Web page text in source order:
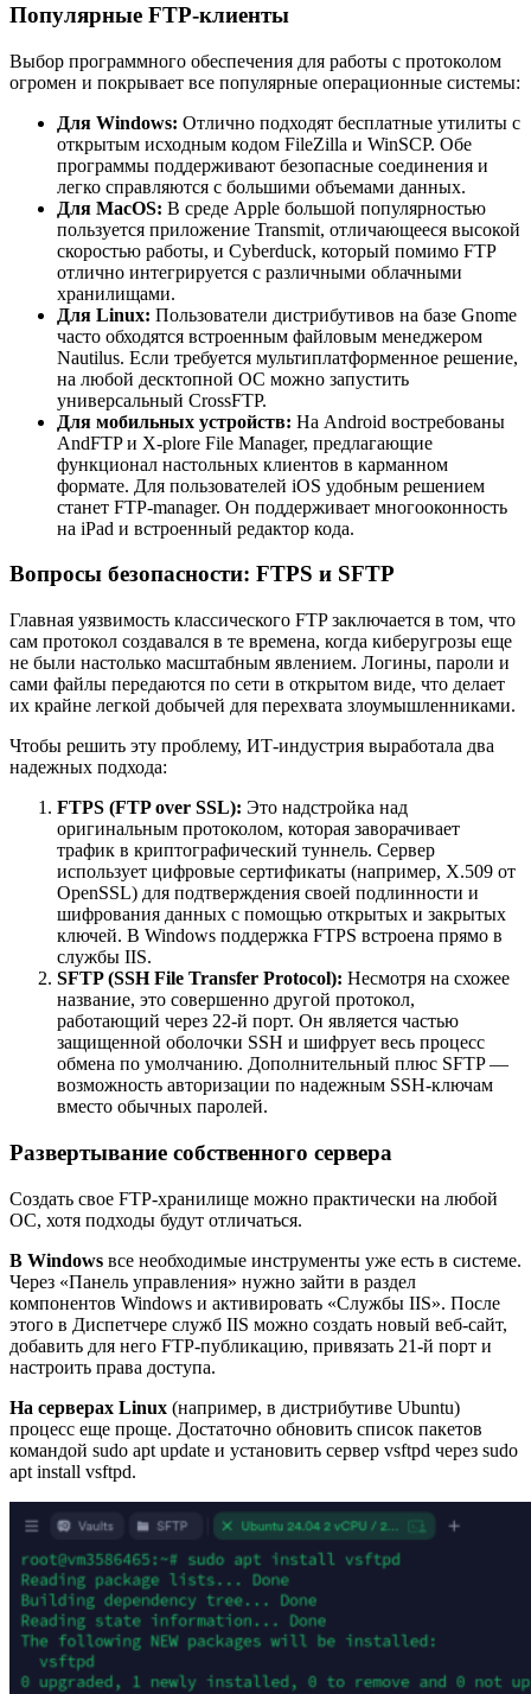
Популярные FTP-клиенты
Выбор программного обеспечения для работы с протоколом
огромен и покрывает все популярные операционные системы:
Для Windows: Отлично подходят бесплатные утилиты с
открытым исходным кодом FileZilla и WinSCP. Обе
программы поддерживают безопасные соединения и
легко справляются с большими объемами данных.
Для MacOS: В среде Apple большой популярностью
пользуется приложение Transmit, отличающееся высокой
скоростью работы, и Cyberduck, который помимо FTP
отлично интегрируется с различными облачными
хранилищами.
Для Linux: Пользователи дистрибутивов на базе Gnome
часто обходятся встроенным файловым менеджером
Nautilus. Если требуется мультиплатформенное решение,
на любой десктопной ОС можно запустить
универсальный CrossFTP.
Для мобильных устройств: На Android востребованы
AndFTP и X-plore File Manager, предлагающие
функционал настольных клиентов в карманном
формате. Для пользователей iOS удобным решением
станет FTP-manager. Он поддерживает многооконность
на iPad и встроенный редактор кода.
Вопросы безопасности: FTPS и SFTP
Главная уязвимость классического FTP заключается в том, что
сам протокол создавался в те времена, когда киберугрозы еще
не были настолько масштабным явлением. Логины, пароли и
сами файлы передаются по сети в открытом виде, что делает
их крайне легкой добычей для перехвата злоумышленниками.
Чтобы решить эту проблему, ИТ-индустрия выработала два
надежных подхода:
FTPS (FTP over SSL): Это надстройка над
оригинальным протоколом, которая заворачивает
трафик в криптографический туннель. Сервер
использует цифровые сертификаты (например, X.509 от
OpenSSL) для подтверждения своей подлинности и
шифрования данных с помощью открытых и закрытых
ключей. В Windows поддержка FTPS встроена прямо в
службы IIS.
SFTP (SSH File Transfer Protocol): Несмотря на схожее
название, это совершенно другой протокол,
работающий через 22-й порт. Он является частью
защищенной оболочки SSH и шифрует весь процесс
обмена по умолчанию. Дополнительный плюс SFTP —
возможность авторизации по надежным SSH-ключам
вместо обычных паролей.
Развертывание собственного сервера
Создать свое FTP-хранилище можно практически на любой
ОС, хотя подходы будут отличаться.
В Windows все необходимые инструменты уже есть в системе.
Через «Панель управления» нужно зайти в раздел
компонентов Windows и активировать «Службы IIS». После
этого в Диспетчере служб IIS можно создать новый веб-сайт,
добавить для него FTP-публикацию, привязать 21-й порт и
настроить права доступа.
На серверах Linux (например, в дистрибутиве Ubuntu)
процесс еще проще. Достаточно обновить список пакетов
командой sudo apt update и установить сервер vsftpd через sudo
apt install vsftpd.